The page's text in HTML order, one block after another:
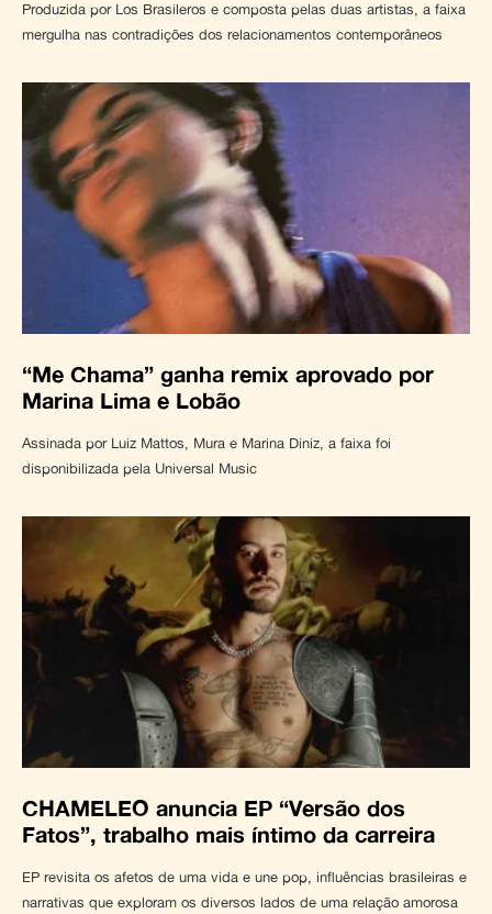
Produzida por Los Brasileros e composta pelas duas artistas, a faixa
mergulha nas contradições dos relacionamentos contemporâneos
“Me Chama” ganha remix aprovado por
Marina Lima e Lobão
Assinada por Luiz Mattos, Mura e Marina Diniz, a faixa foi
disponibilizada pela Universal Music
CHAMELEO anuncia EP “Versão dos
Fatos”, trabalho mais íntimo da carreira
EP revisita os afetos de uma vida e une pop, influências brasileiras e
narrativas que exploram os diversos lados de uma relação amorosa